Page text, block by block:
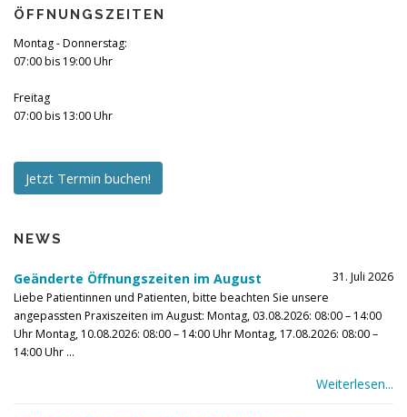
ÖFFNUNGSZEITEN
Montag - Donnerstag:
07:00 bis 19:00 Uhr
Freitag
07:00 bis 13:00 Uhr
Jetzt Termin buchen!
NEWS
31. Juli 2026
Geänderte Öffnungszeiten im August
Liebe Patientinnen und Patienten, bitte beachten Sie unsere
angepassten Praxiszeiten im August: Montag, 03.08.2026: 08:00 – 14:00
Uhr Montag, 10.08.2026: 08:00 – 14:00 Uhr Montag, 17.08.2026: 08:00 –
14:00 Uhr ...
Weiterlesen...